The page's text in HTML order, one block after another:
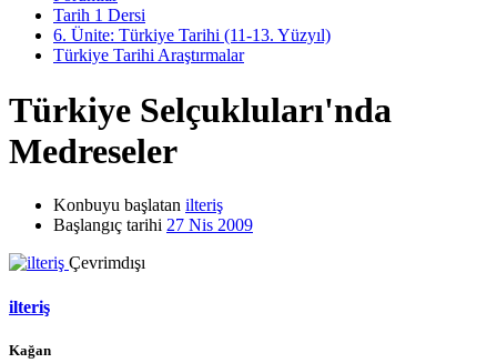
Tarih 1 Dersi
6. Ünite: Türkiye Tarihi (11-13. Yüzyıl)
Türkiye Tarihi Araştırmalar
Türkiye Selçukluları'nda
Medreseler
Konbuyu başlatan ilteriş
Başlangıç tarihi 27 Nis 2009
Çevrimdışı
ilteriş
Kağan